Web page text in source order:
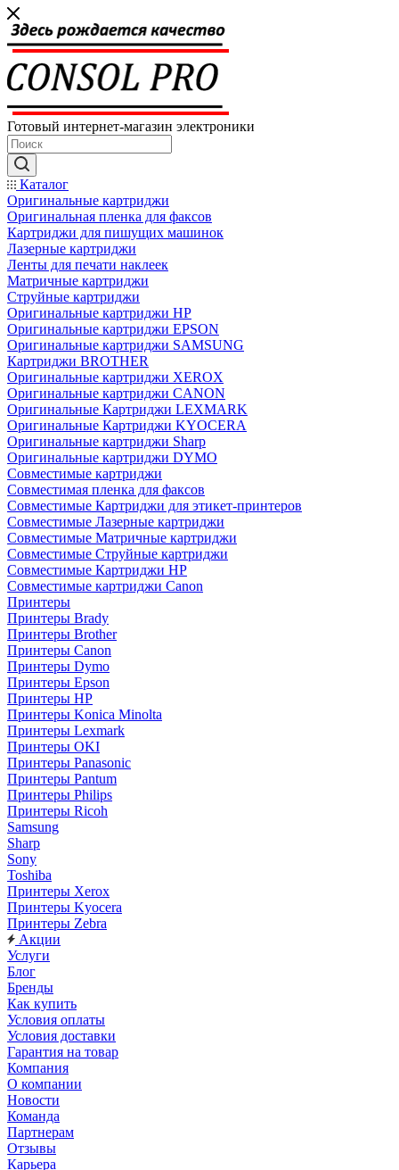
Готовый интернет-магазин электроники
Каталог
Оригинальные картриджи
Оригинальная пленка для факсов
Картриджи для пишущих машинок
Лазерные картриджи
Ленты для печати наклеек
Матричные картриджи
Струйные картриджи
Оригинальные картриджи HP
Оригинальные картриджи EPSON
Оригинальные картриджи SAMSUNG
Картриджи BROTHER
Оригинальные картриджи XEROX
Оригинальные картриджи CANON
Оригинальные Картриджи LEXMARK
Оригинальные Картриджи KYOCERA
Оригинальные картриджи Sharp
Оригинальные картриджи DYMO
Совместимые картриджи
Совместимая пленка для факсов
Совместимые Картриджи для этикет-принтеров
Совместимые Лазерные картриджи
Совместимые Матричные картриджи
Совместимые Струйные картриджи
Совместимые Картриджи HP
Совместимые картриджи Canon
Принтеры
Принтеры Brady
Принтеры Brother
Принтеры Canon
Принтеры Dymo
Принтеры Epson
Принтеры HP
Принтеры Konica Minolta
Принтеры Lexmark
Принтеры OKI
Принтеры Panasonic
Принтеры Pantum
Принтеры Philips
Принтеры Ricoh
Samsung
Sharp
Sony
Toshiba
Принтеры Xerox
Принтеры Kyocera
Принтеры Zebra
Акции
Услуги
Блог
Бренды
Как купить
Условия оплаты
Условия доставки
Гарантия на товар
Компания
О компании
Новости
Команда
Партнерам
Отзывы
Карьера